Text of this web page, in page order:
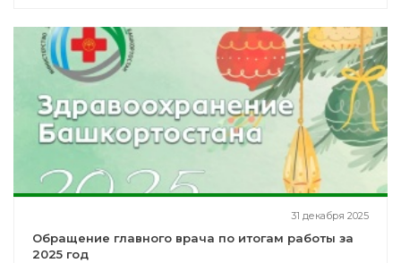
31 декабря 2025
Обращение главного врача по итогам работы за
2025 год